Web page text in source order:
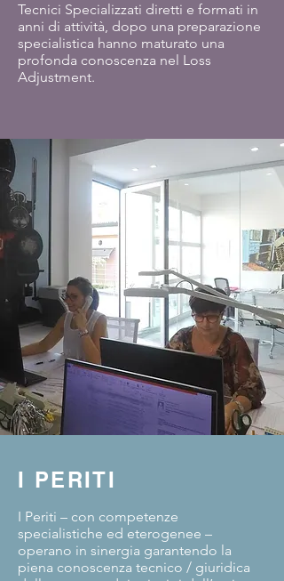
Tecnici Specializzati diretti e formati in
anni di attività, dopo una preparazione
specialistica hanno maturato una
profonda conoscenza nel Loss
Adjustment.
I PERITI
I Periti – con competenze
specialistiche ed eterogenee –
operano in sinergia garantendo la
piena conoscenza tecnico / giuridica